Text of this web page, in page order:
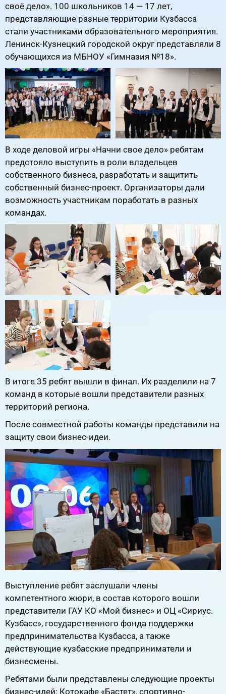
своё дело». 100 школьников 14 — 17 лет,
представляющие разные территории Кузбасса
стали участниками образовательного мероприятия.
Ленинск-Кузнецкий городской округ представляли 8
обучающихся из МБНОУ «Гимназия №18».
В ходе деловой игры «Начни свое дело» ребятам
предстояло выступить в роли владельцев
собственного бизнеса, разработать и защитить
собственный бизнес-проект. Организаторы дали
возможность участникам поработать в разных
командах.
В итоге 35 ребят вышли в финал. Их разделили на 7
команд в которые вошли представители разных
территорий региона.
После совместной работы команды представили на
защиту свои бизнес-идеи.
Выступление ребят заслушали члены
компетентного жюри, в состав которого вошли
представители ГАУ КО «Мой бизнес» и ОЦ «Сириус.
Кузбасс», государственного фонда поддержки
предпринимательства Кузбасса, а также
действующие кузбасские предприниматели и
бизнесмены.
Ребятами были представлены следующие проекты
бизнес-идей: Котокафе «Бастет», спортивно-